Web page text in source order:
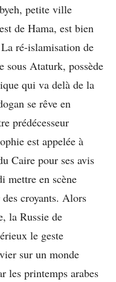
petite ville
de Hama, est bien
ré-islamisation de
sous Ataturk, possède
qui va delà de la
se rêve en
prédécesseur
est appelée à
Caire pour ses avis
mettre en scène
croyants. Alors
la Russie de
le geste
sur un monde
les printemps arabes